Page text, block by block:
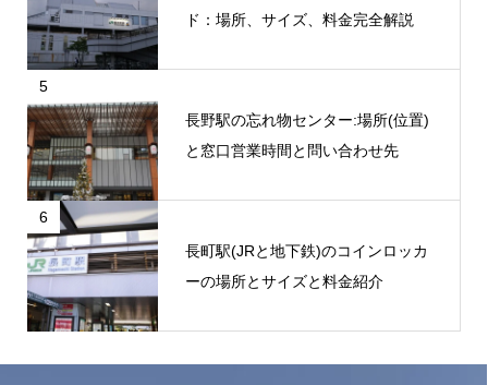
ド：場所、サイズ、料金完全解説
5
長野駅の忘れ物センター:場所(位置)
と窓口営業時間と問い合わせ先
6
長町駅(JRと地下鉄)のコインロッカ
ーの場所とサイズと料金紹介